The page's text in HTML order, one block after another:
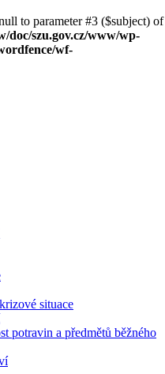
to parameter #3 ($subject) of
doc/szu.gov.cz/www/wp-
wf-
situace
potravin a předmětů běžného